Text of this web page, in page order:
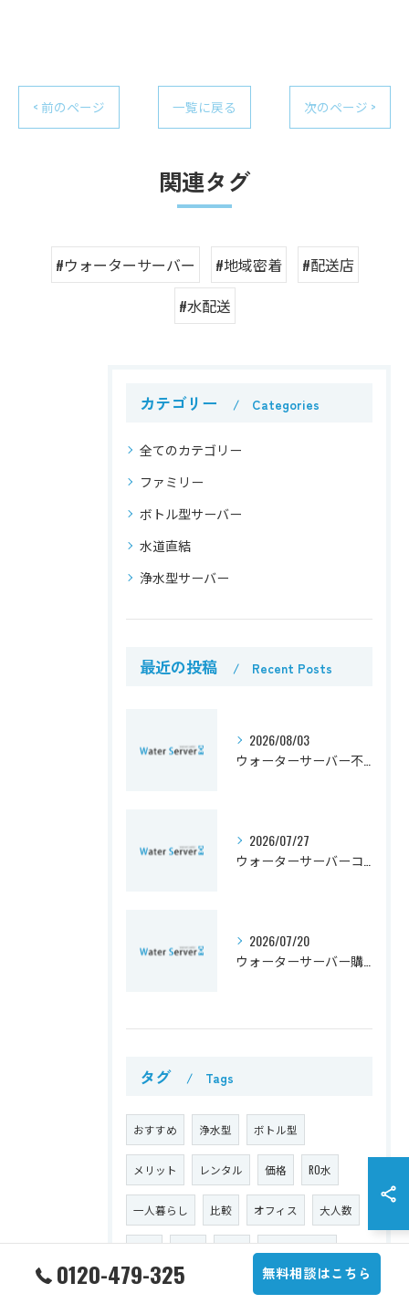
< 前のページ 一覧に戻る 次のページ >
関連タグ
#ウォーターサーバー #地域密着
#配送店
#水配送
カテゴリー Categories
全てのカテゴリー
ファミリー
ボトル型サーバー
水道直結
浄水型サーバー
最近の投稿 Recent Posts
2026/08/03
ウォーターサーバー不具合の原因別チェックリストと修理費用や無料交換の判断ガイド
2026/07/27
ウォーターサーバーコンシスで後悔しない選び方とコスト・衛生徹底比較
2026/07/20
ウォーターサーバー購入前に知るべきコスト比較と後悔しない選び方
タグ Tags
おすすめ 浄水型 ボトル型
メリット レンタル 価格 RO水
一人暮らし 比較 オフィス 大人数
キャンペーン
お湯
0120-479-325 無料相談はこちら